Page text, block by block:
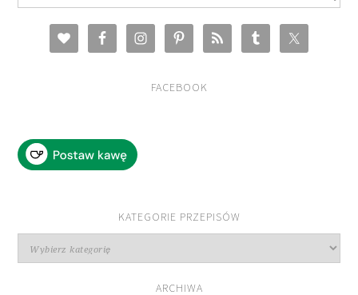
FACEBOOK
KATEGORIE PRZEPISÓW
przepisów
ARCHIWA